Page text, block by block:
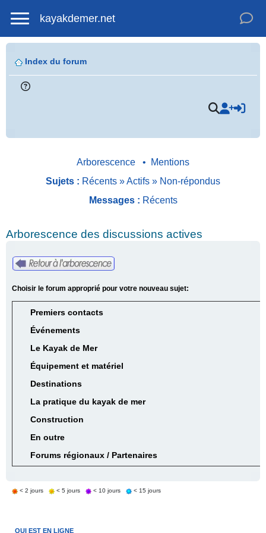
kayakdemer.net
Index du forum
Arborescence •
Mentions
Sujets : Récents »Actifs » Non-répondus
Messages : Récents
Arborescence des discussions actives
Choisir le forum approprié pour votre nouveau sujet:
Premiers contacts
Événements
Le Kayak de Mer
Équipement et matériel
Destinations
La pratique du kayak de mer
Construction
En outre
Forums régionaux / Partenaires
< 2 jours < 5 jours < 10 jours < 15 jours
QUI EST EN LIGNE